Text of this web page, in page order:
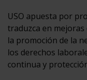
USO apuesta por
traduzca en
la promoción de la
los derechos
continua y